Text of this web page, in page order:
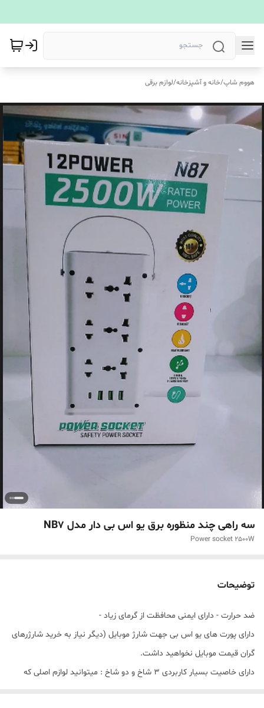
هووم شاپ/خانه و آشپزخانه/لوازم برقی
سه راهی چند منظوره برق یو اس بی دار مدل NB7
Power socket 2500W
توضیحات
ضد حرارت - دارای ایمنی محافظت از گرمای زیاد -
دارای پورت های یو اس بی جهت شارژ موبایل (دیگر نیاز به خرید شارژرهای
گران قیمت موبایل نخواهید داشت.
دارای خاصیت بسیار کاربردی 3 شاخ و دو شاخ : میتوانید لوازم اصلی که